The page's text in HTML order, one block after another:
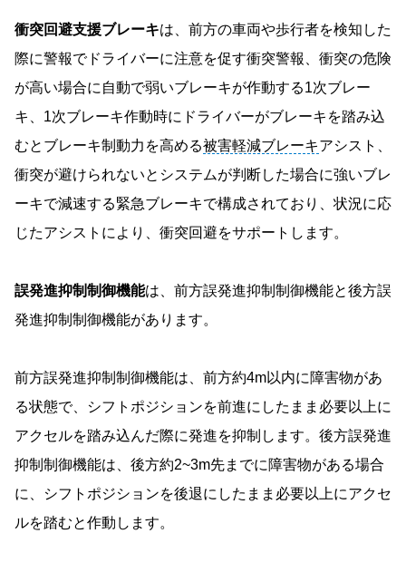
衝突回避支援ブレーキは、前方の車両や歩行者を検知した
際に警報でドライバーに注意を促す衝突警報、衝突の危険
が高い場合に自動で弱いブレーキが作動する1次ブレー
キ、1次ブレーキ作動時にドライバーがブレーキを踏み込
むとブレーキ制動力を高める被害軽減ブレーキアシスト、
衝突が避けられないとシステムが判断した場合に強いブレ
ーキで減速する緊急ブレーキで構成されており、状況に応
じたアシストにより、衝突回避をサポートします。
誤発進抑制制御機能は、前方誤発進抑制制御機能と後方誤
発進抑制制御機能があります。
前方誤発進抑制制御機能は、前方約4m以内に障害物があ
る状態で、シフトポジションを前進にしたまま必要以上に
アクセルを踏み込んだ際に発進を抑制します。後方誤発進
抑制制御機能は、後方約2~3m先までに障害物がある場合
に、シフトポジションを後退にしたまま必要以上にアクセ
ルを踏むと作動します。